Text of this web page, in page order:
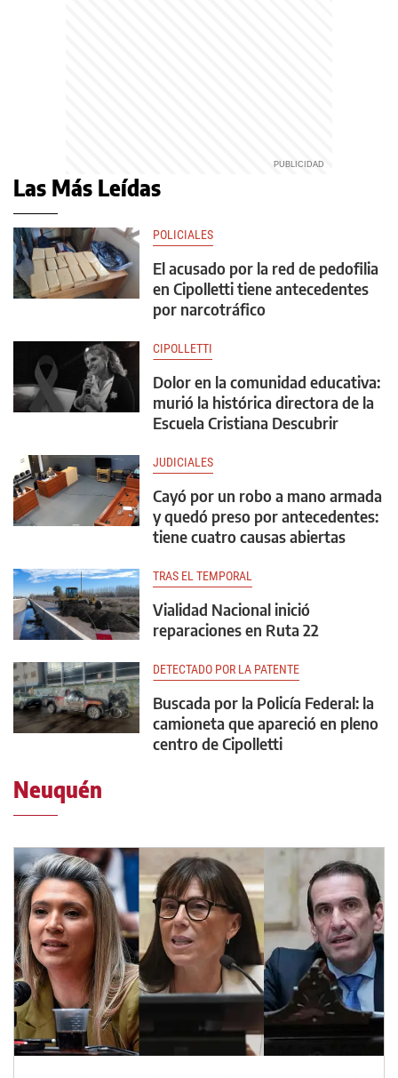
Las Más Leídas
POLICIALES
El acusado por la red de pedofilia
en Cipolletti tiene antecedentes
por narcotráfico
CIPOLLETTI
Dolor en la comunidad educativa:
murió la histórica directora de la
Escuela Cristiana Descubrir
JUDICIALES
Cayó por un robo a mano armada
y quedó preso por antecedentes:
tiene cuatro causas abiertas
TRAS EL TEMPORAL
Vialidad Nacional inició
reparaciones en Ruta 22
DETECTADO POR LA PATENTE
Buscada por la Policía Federal: la
camioneta que apareció en pleno
centro de Cipolletti
Neuquén